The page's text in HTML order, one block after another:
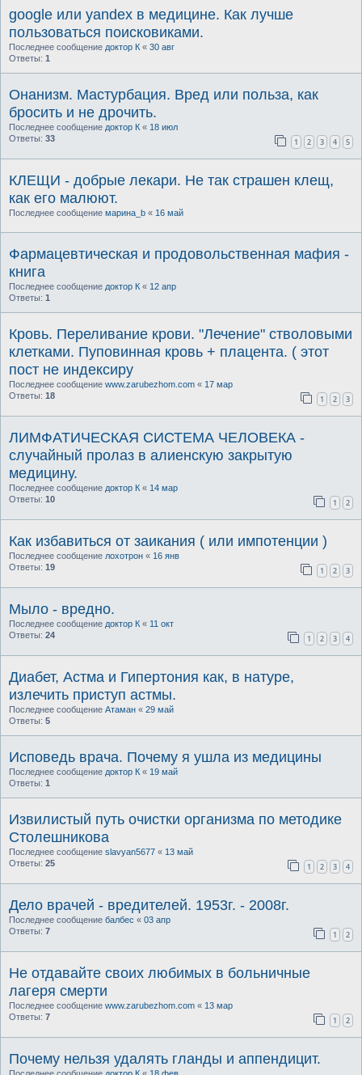
google или yandex в медицине. Как лучше
пользоваться поисковиками.
Последнее сообщение доктор К « 30 авг
Ответы: 1
Онанизм. Мастурбация. Вред или польза, как
бросить и не дрочить.
Последнее сообщение доктор К « 18 июл
Ответы: 33 1 2 3 4 5
КЛЕЩИ - добрые лекари. Не так страшен клещ,
как его малюют.
Последнее сообщение марина_b « 16 май
Фармацевтическая и продовольственная мафия -
книга
Последнее сообщение доктор К « 12 апр
Ответы: 1
Кровь. Переливание крови. "Лечение" стволовыми
клетками. Пуповинная кровь + плацента. ( этот
пост не индексиру
Последнее сообщение www.zarubezhom.com « 17 мар
Ответы: 18 1 2 3
ЛИМФАТИЧЕСКАЯ СИСТЕМА ЧЕЛОВЕКА -
случайный пролаз в алиенскую закрытую
медицину.
Последнее сообщение доктор К « 14 мар
Ответы: 10 1 2
Как избавиться от заикания ( или импотенции )
Последнее сообщение лохотрон « 16 янв
Ответы: 19 1 2 3
Мыло - вредно.
Последнее сообщение доктор К « 11 окт
Ответы: 24 1 2 3 4
Диабет, Астма и Гипертония как, в натуре,
излечить приступ астмы.
Последнее сообщение Атаман « 29 май
Ответы: 5
Исповедь врача. Почему я ушла из медицины
Последнее сообщение доктор К « 19 май
Ответы: 1
Извилистый путь очистки организма по методике
Столешникова
Последнее сообщение slavyan5677 « 13 май
Ответы: 25 1 2 3 4
Дело врачей - вредителей. 1953г. - 2008г.
Последнее сообщение балбес « 03 апр
Ответы: 7 1 2
Не отдавайте своих любимых в больничные
лагеря смерти
Последнее сообщение www.zarubezhom.com « 13 мар
Ответы: 7 1 2
Почему нельзя удалять гланды и аппендицит.